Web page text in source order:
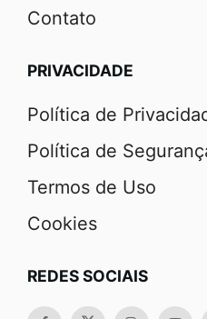
Contato
PRIVACIDADE
Política de
Política de
Termos de Uso
Cookies
REDES SOCIAIS